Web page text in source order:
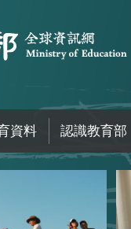
資料 認識教育部